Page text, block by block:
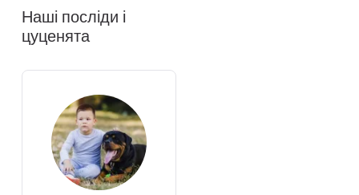
Наші посліди і
цуценята